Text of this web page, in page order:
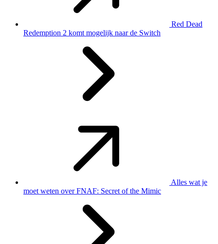
Red Dead
Redemption 2 komt mogelijk naar de Switch
Alles wat je
moet weten over FNAF: Secret of the Mimic